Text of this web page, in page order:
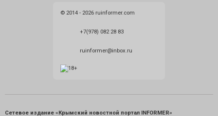
© 2014 - 2026 ruinformer.com
+7(978) 082 28 83
ruinformer@inbox.ru
Сетевое издание «Крымский новостной портал INFORMER»